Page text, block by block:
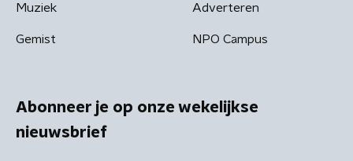
Muziek
Gemist
Adverteren
NPO Campus
Abonneer je op onze wekelijkse
nieuwsbrief